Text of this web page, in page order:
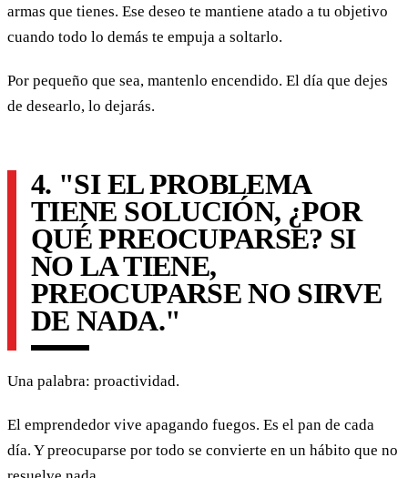
armas que tienes. Ese deseo te mantiene atado a tu objetivo
cuando todo lo demás te empuja a soltarlo.
Por pequeño que sea, mantenlo encendido. El día que dejes
de desearlo, lo dejarás.
4. "SI EL PROBLEMA
TIENE SOLUCIÓN, ¿POR
QUÉ PREOCUPARSE? SI
NO LA TIENE,
PREOCUPARSE NO SIRVE
DE NADA."
Una palabra: proactividad.
El emprendedor vive apagando fuegos. Es el pan de cada
día. Y preocuparse por todo se convierte en un hábito que no